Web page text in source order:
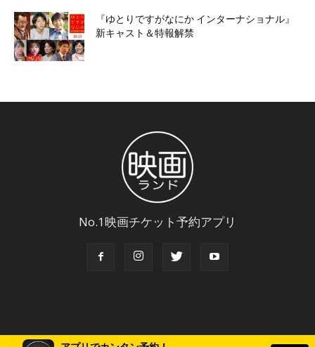
『ゆとりですがなにか インターナショナル』
新キャスト＆特報解禁
No.1映画チケット予約アプリ